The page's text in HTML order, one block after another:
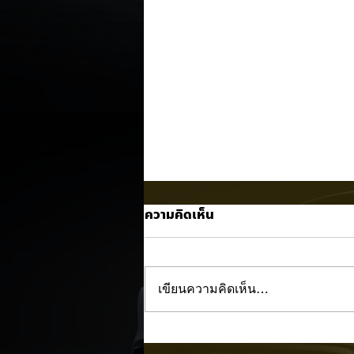
BMW i3 เริ่มผลิตจริงแล้ว คู่แ
ความคิดเห็น
เขียนความคิดเห็น…